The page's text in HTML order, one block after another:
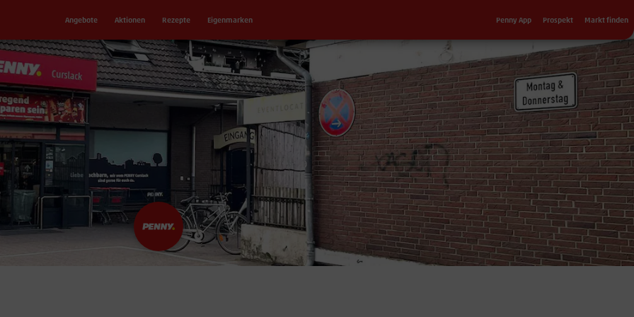
Angebote Aktionen Rezepte Eigenmarken Sekundärnavigation
Penny App Prospekt Markt finden